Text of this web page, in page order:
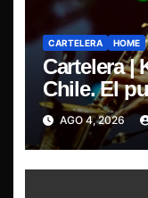
CARTELERA HOME
Cartelera |
Chile. El
vuelve a
AGO 4, 2026